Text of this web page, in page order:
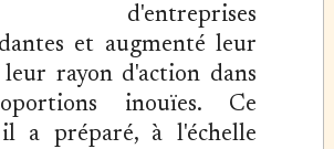
d'entreprises
et augmenté leur
rayon d'action dans
inouïes. Ce
a préparé, à l'échelle